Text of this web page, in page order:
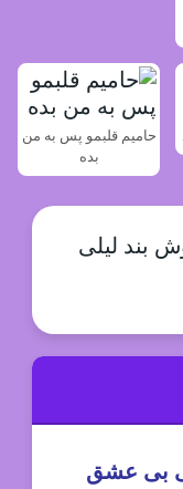
حامیم قلبمو پس به من
بده
بند لیلی
بی عشق